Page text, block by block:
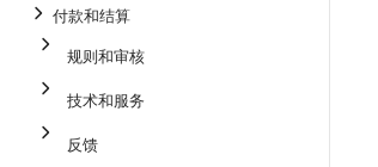
付款和结算
规则和审核
技术和服务
反馈